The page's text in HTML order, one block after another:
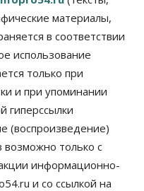
материалы,
в соответствии
использование
только при
и при упоминании
гиперссылки
(воспроизведение)
только с
информационно-
и со ссылкой на